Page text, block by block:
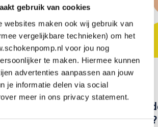
gebruik van cookies
websites maken ook wij gebruik van
vergelijkbare technieken) om het
voor jou nog
te maken. Hiermee kunnen
advertenties aanpassen aan jouw
je informatie delen via social
meer in ons privacy statement.
moet
Wat te
oorpijn?